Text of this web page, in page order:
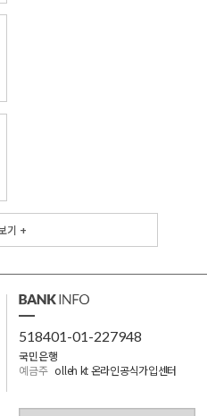
기 +
518401-01-227948
국민은행
예금주 olleh kt 온라인공식가입센터